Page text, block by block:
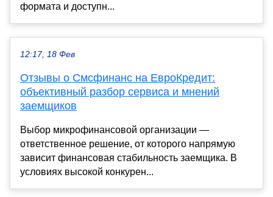
формата и доступн...
12:17, 18 Фев
Отзывы о Смсфинанс на ЕвроКредит:
объективный разбор сервиса и мнений
заемщиков
Выбор микрофинансовой организации —
ответственное решение, от которого напрямую
зависит финансовая стабильность заемщика. В
условиях высокой конкурен...